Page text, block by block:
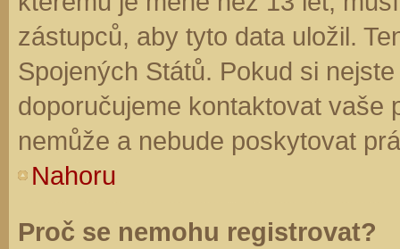
zástupců, aby tyto data uložil.
Spojených Států. Pokud si
doporučujeme kontaktovat vaše
nemůže a nebude poskytovat
Nahoru
Proč se nemohu registrovat?